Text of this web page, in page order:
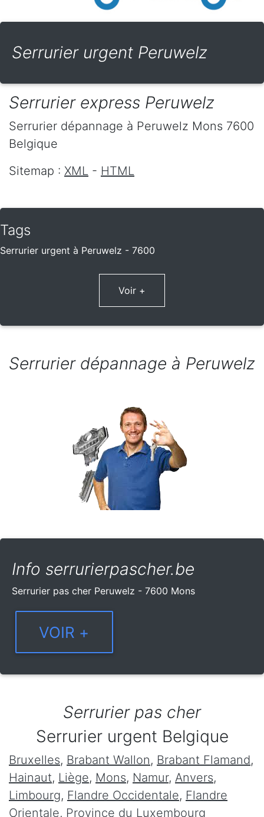
Serrurier urgent Peruwelz
Serrurier express Peruwelz
Serrurier dépannage à Peruwelz Mons 7600
Belgique
Sitemap : XML - HTML
Tags
Serrurier urgent à Peruwelz - 7600
Voir +
Serrurier dépannage à Peruwelz
Info serrurierpascher.be
Serrurier pas cher Peruwelz - 7600 Mons
Serrurier pas cher
Serrurier urgent Belgique
Bruxelles, Brabant Wallon, Brabant Flamand,
Hainaut, Liège, Mons, Namur, Anvers,
Limbourg, Flandre Occidentale, Flandre
Orientale, Province du Luxembourg